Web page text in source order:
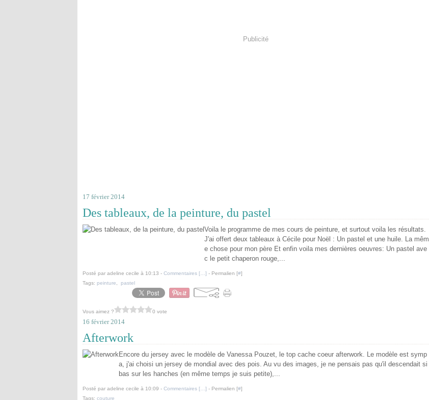
Publicité
17 février 2014
Des tableaux, de la peinture, du pastel
Voila le programme de mes cours de peinture, et surtout voila les résultats.
J'ai offert deux tableaux à Cécile pour Noël : Un pastel et une huile. La mêm
e chose pour mon père Et enfin voila mes dernières oeuvres: Un pastel ave
c le petit chaperon rouge,...
Posté par adeline cecile à 10:13 - Commentaires [ ] - Permalien [#]
Tags: peinture pastel
Vous aimez ? 0 vote
16 février 2014
Afterwork
Encore du jersey avec le modèle de Vanessa Pouzet, le top cache coeur afterwork. Le modèle est symp
a, j'ai choisi un jersey de mondial avec des pois. Au vu des images, je ne pensais pas qu'il descendait si
bas sur les hanches (en même temps je suis petite),...
Posté par adeline cecile à 10:09 - Commentaires [ ] - Permalien [#]
Tags: couture